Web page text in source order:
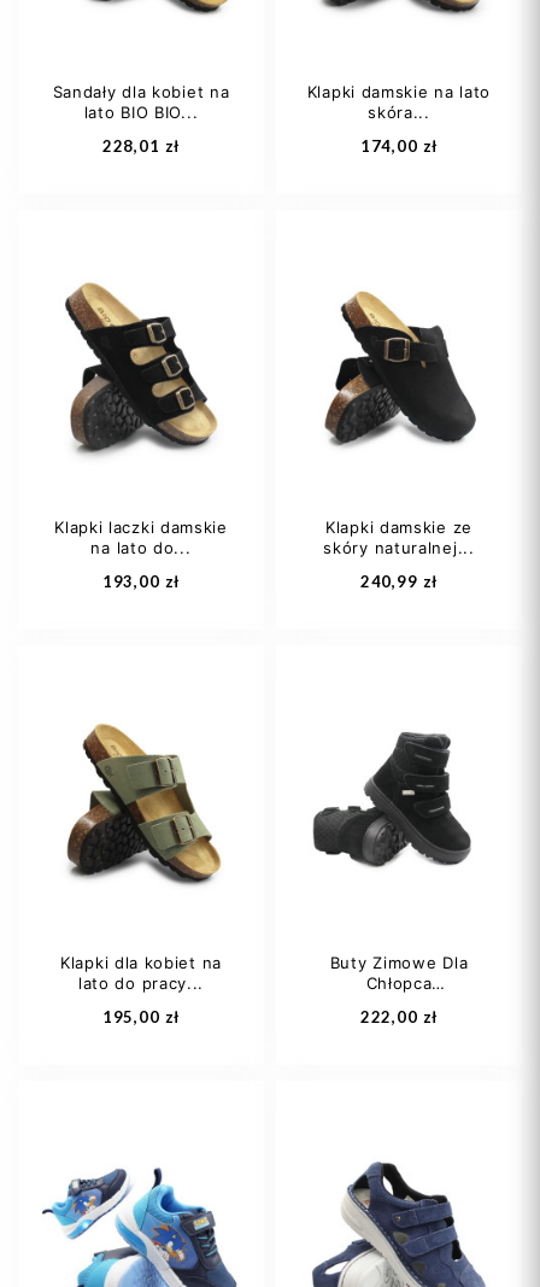
Dodaj do koszyka Dodaj do koszyka
Sandały dla kobiet na
lato BIO BIO...
228,01 zł
37
40
41
Dodaj do koszyka
Klapki damskie na lato
skóra...
174,00 zł
37
39
Dodaj do koszyka
Klapki laczki damskie
na lato do...
193,00 zł
37
39
40 +1
Dodaj do koszyka
Klapki damskie ze
skóry naturalnej...
240,99 zł
37
39
40 +1
Dodaj do koszyka
Klapki dla kobiet na
lato do pracy...
195,00 zł
37 38
40
42
Buty Zimowe Dla
Chłopca
222,00 zł
35 36